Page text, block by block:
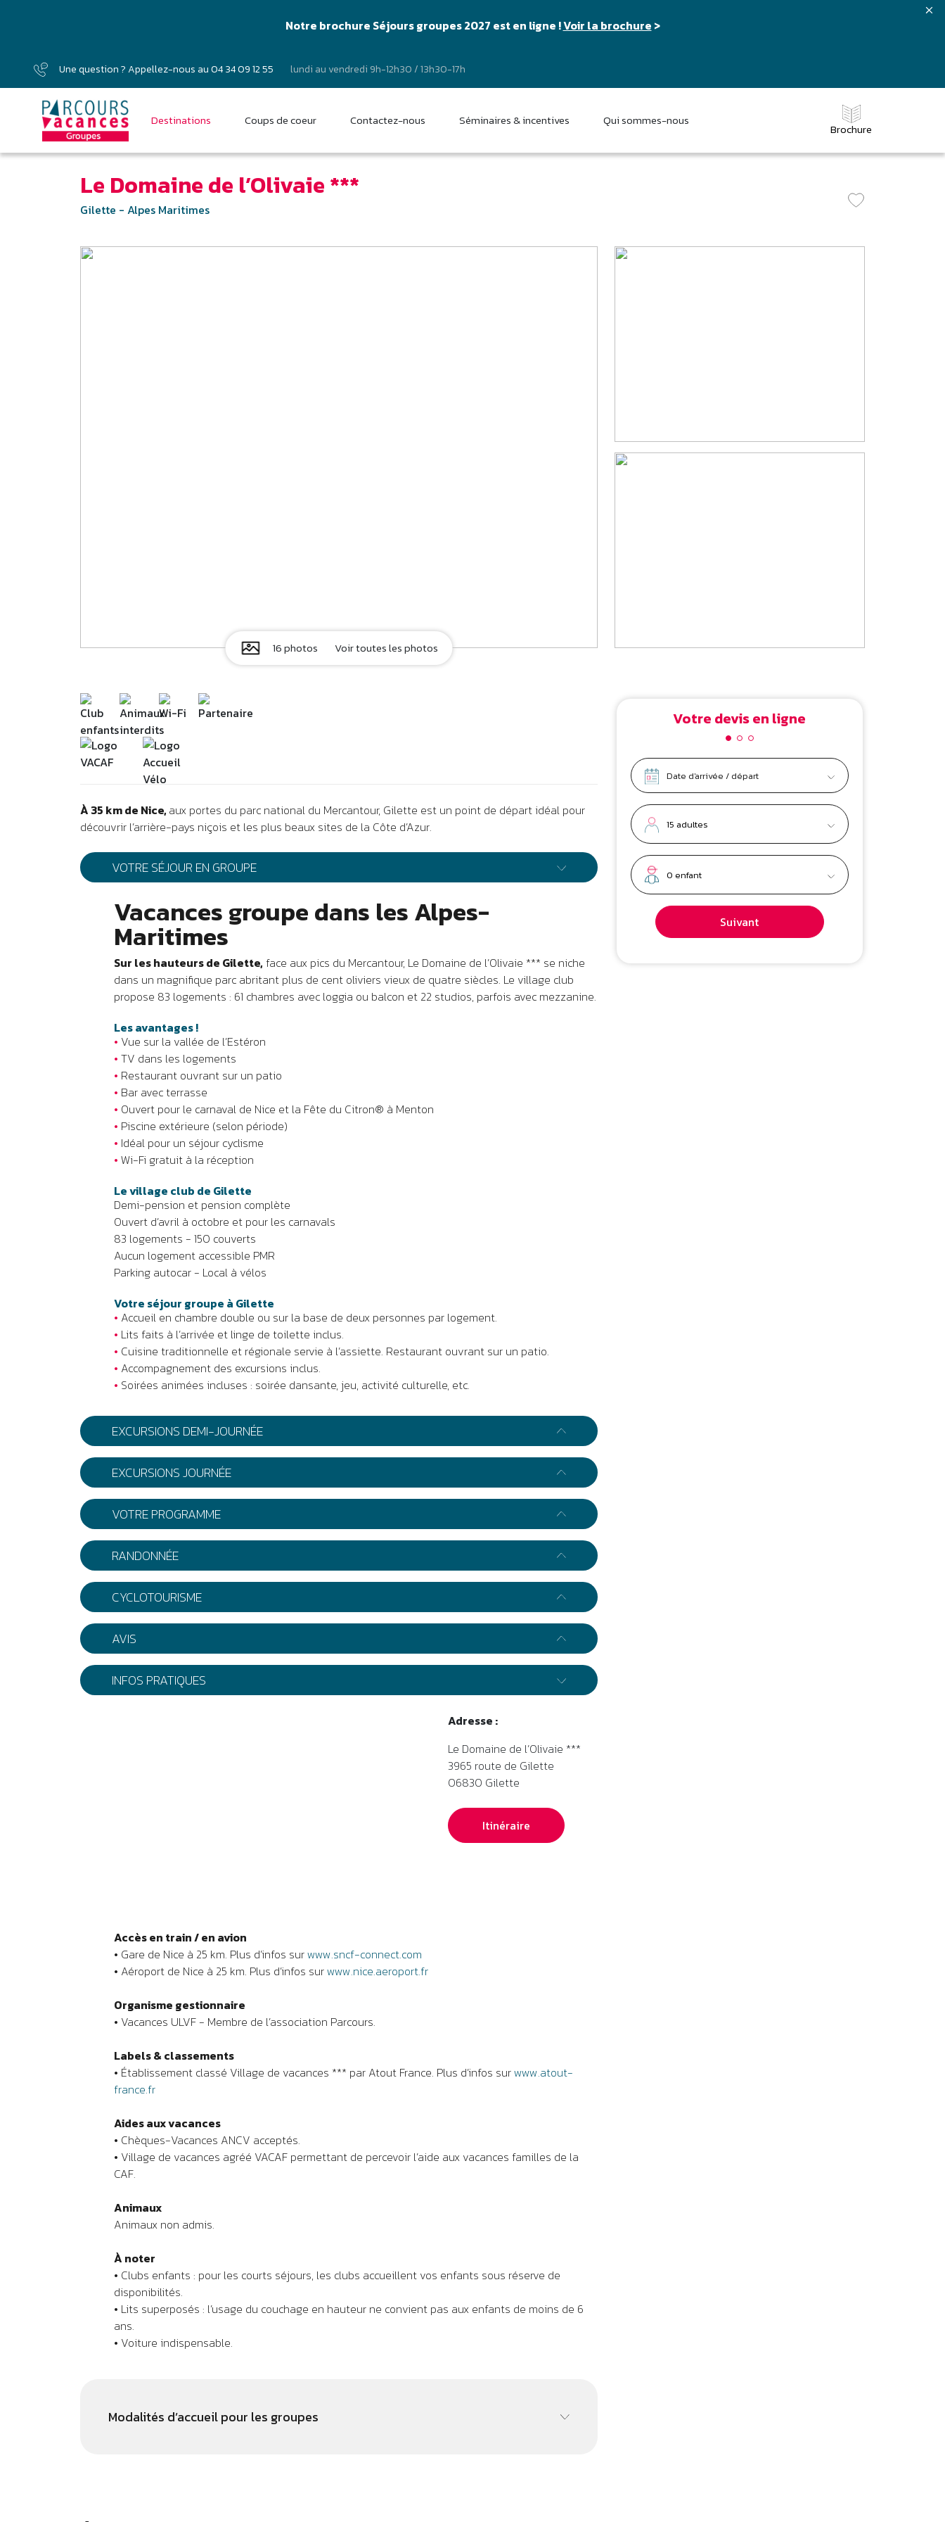
Notre brochure Séjours groupes 2027 est en ligne !Voir la brochure >
Une question ? Appellez-nous au04 34 09 12 55 lundi au vendredi 9h-12h30 / 13h30-17h
Destinations Coups de coeur Contactez-nous Séminaires & incentives Qui sommes-nous
Brochure
Le Domaine de l’Olivaie ***
Gilette - Alpes Maritimes
16 photos Voir toutes les photos
À 35 km de Nice, aux portes du parc national du Mercantour, Gilette est un point de départ idéal pour
découvrir l’arrière-pays niçois et les plus beaux sites de la Côte d’Azur.
VOTRE SÉJOUR EN GROUPE
Vacances groupe dans les Alpes-
Maritimes
Sur les hauteurs de Gilette, face aux pics du Mercantour, Le Domaine de l’Olivaie *** se niche
dans un magnifique parc abritant plus de cent oliviers vieux de quatre siècles. Le village club
propose 83 logements : 61 chambres avec loggia ou balcon et 22 studios, parfois avec mezzanine.
Les avantages !
• Vue sur la vallée de l’Estéron
• TV dans les logements
• Restaurant ouvrant sur un patio
• Bar avec terrasse
• Ouvert pour le carnaval de Nice et la Fête du Citron® à Menton
• Piscine extérieure (selon période)
• Idéal pour un séjour cyclisme
• Wi-Fi gratuit à la réception
Le village club de Gilette
Demi-pension et pension complète
Ouvert d’avril à octobre et pour les carnavals
83 logements - 150 couverts
Aucun logement accessible PMR
Parking autocar - Local à vélos
Votre séjour groupe à Gilette
• Accueil en chambre double ou sur la base de deux personnes par logement.
• Lits faits à l’arrivée et linge de toilette inclus.
• Cuisine traditionnelle et régionale servie à l’assiette. Restaurant ouvrant sur un patio.
• Accompagnement des excursions inclus.
• Soirées animées incluses : soirée dansante, jeu, activité culturelle, etc.
EXCURSIONS DEMI-JOURNÉE
EXCURSIONS JOURNÉE
VOTRE PROGRAMME
RANDONNÉE
CYCLOTOURISME
AVIS
INFOS PRATIQUES
Adresse :
Le Domaine de l’Olivaie ***
3965 route de Gilette
06830 Gilette
Itinéraire
Accès en train / en avion
• Gare de Nice à 25 km. Plus d’infos surwww.sncf-connect.com
• Aéroport de Nice à 25 km. Plus d’infos surwww.nice.aeroport.fr
Organisme gestionnaire
• Vacances ULVF - Membre de l’association Parcours.
Labels & classements
• Établissement classé Village de vacances *** par Atout France. Plus d’infos surwww.atout-
france.fr
Aides aux vacances
• Chèques-Vacances ANCV acceptés.
• Village de vacances agréé VACAF permettant de percevoir l’aide aux vacances familles de la
CAF.
Animaux
Animaux non admis.
À noter
• Clubs enfants : pour les courts séjours, les clubs accueillent vos enfants sous réserve de
disponibilités.
• Lits superposés : l’usage du couchage en hauteur ne convient pas aux enfants de moins de 6
ans.
• Voiture indispensable.
Modalités d’accueil pour les groupes
Votre devis en ligne
Suivant